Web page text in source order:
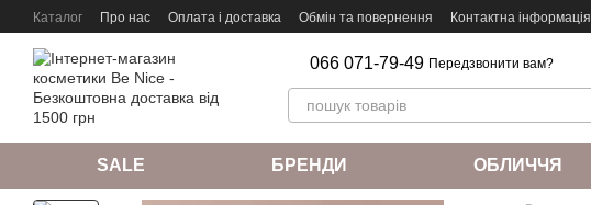
Перейти к основному контенту
Каталог Про нас Оплата і доставка Обмін та повернення Контактна інформація
066 071-79-49 Передзвонити вам?
SALE БРЕНДИ ОБЛИЧЧЯ